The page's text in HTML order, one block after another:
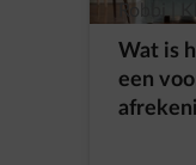
Robbi |
Wat is
een